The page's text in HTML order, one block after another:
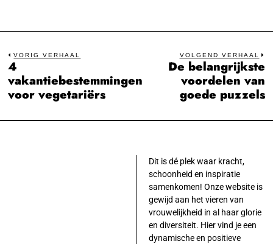
Bericht
navigatie
VORIG VERHAAL
Previous
post:
4
vakantiebestemmingen
voor vegetariërs
VOLGEND VERHAAL
De belangrijkste
voordelen van
goede puzzels
Dit is dé plek waar kracht,
schoonheid en inspiratie
samenkomen! Onze website is
gewijd aan het vieren van
vrouwelijkheid in al haar glorie
en diversiteit. Hier vind je een
dynamische en positieve